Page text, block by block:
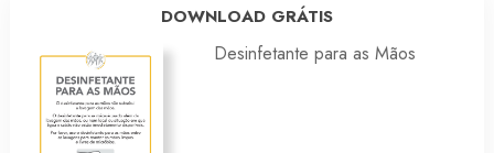
DOWNLOAD GRÁTIS
Desinfetante para as Mãos